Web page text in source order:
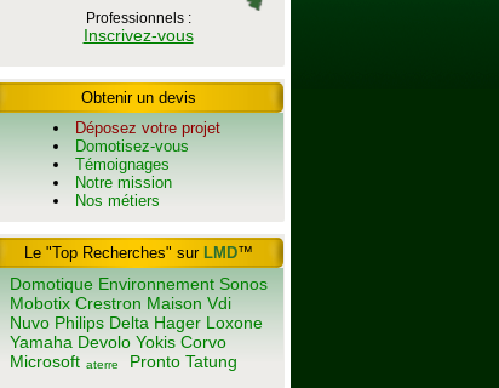
Professionnels :
Inscrivez-vous
Obtenir un devis
Déposez votre projet
Domotisez-vous
Témoignages
Notre mission
Nos métiers
Le "Top Recherches" sur LMD™
Domotique Environnement Sonos
Mobotix Crestron Maison Vdi
Nuvo Philips Delta Hager Loxone
Yamaha Devolo Yokis Corvo
Microsoft aterre Pronto Tatung